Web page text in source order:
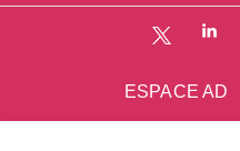
ESPACE AD